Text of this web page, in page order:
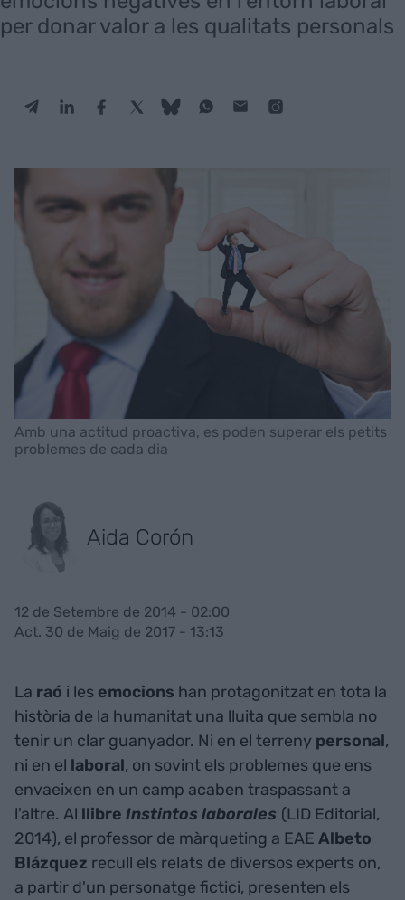
per donar valor a les qualitats personals
Amb una actitud proactiva, es poden superar els petits
problemes de cada dia
Aida Corón
12 de Setembre de 2014 - 02:00
Act. 30 de Maig de 2017 - 13:13
La raó i les emocions han protagonitzat en tota la
història de la humanitat una lluita que sembla no
tenir un clar guanyador. Ni en el terreny personal,
ni en el laboral, on sovint els problemes que ens
envaeixen en un camp acaben traspassant a
l'altre. Al llibre Instintos laborales (LID Editorial,
2014), el professor de màrqueting a EAE Albeto
Blázquez recull els relats de diversos experts on,
a partir d'un personatge fictici, presenten els